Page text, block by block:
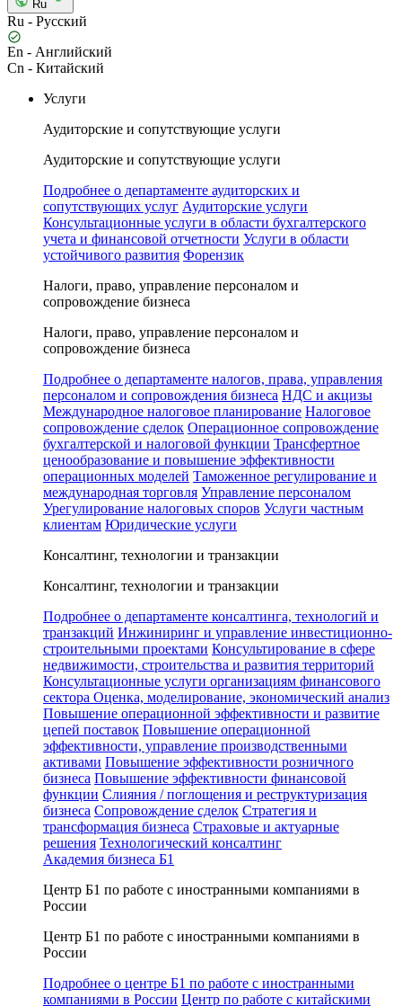
Ru
Ru - Русский
En - Английский
Cn - Китайский
Услуги
Аудиторские и сопутствующие услуги
Аудиторские и сопутствующие услуги
Подробнее о департаменте аудиторских и
сопутствующих услуг Аудиторские услуги
Консультационные услуги в области бухгалтерского
учета и финансовой отчетности Услуги в области
устойчивого развития Форензик
Налоги, право, управление персоналом и
сопровождение бизнеса
Налоги, право, управление персоналом и
сопровождение бизнеса
Подробнее о департаменте налогов, права, управления
персоналом и сопровождения бизнеса НДС и акцизы
Международное налоговое планирование Налоговое
сопровождение сделок Операционное сопровождение
бухгалтерской и налоговой функции Трансфертное
ценообразование и повышение эффективности
операционных моделей Таможенное регулирование и
международная торговля Управление персоналом
Урегулирование налоговых споров Услуги частным
клиентам Юридические услуги
Консалтинг, технологии и транзакции
Консалтинг, технологии и транзакции
Подробнее о департаменте консалтинга, технологий и
транзакций Инжиниринг и управление инвестиционно-
строительными проектами Консультирование в сфере
недвижимости, строительства и развития территорий
Консультационные услуги организациям финансового
сектора Оценка, моделирование, экономический анализ
Повышение операционной эффективности и развитие
цепей поставок Повышение операционной
эффективности, управление производственными
активами Повышение эффективности розничного
бизнеса Повышение эффективности финансовой
функции Слияния / поглощения и реструктуризация
бизнеса Сопровождение сделок Стратегия и
трансформация бизнеса Страховые и актуарные
решения Технологический консалтинг
Академия бизнеса Б1
Центр Б1 по работе с иностранными компаниями в
России
Центр Б1 по работе с иностранными компаниями в
России
Подробнее о центре Б1 по работе с иностранными
компаниями в России Центр по работе с китайскими